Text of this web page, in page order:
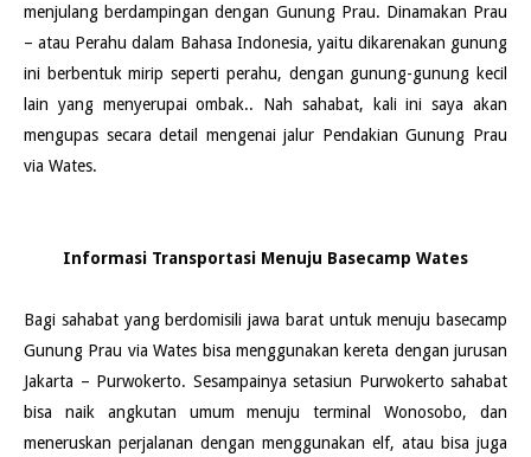
menjulang berdampingan dengan Gunung Prau. Dinamakan Prau
– atau Perahu dalam Bahasa Indonesia, yaitu dikarenakan gunung
ini berbentuk mirip seperti perahu, dengan gunung-gunung kecil
lain yang menyerupai ombak.. Nah sahabat, kali ini saya akan
mengupas secara detail mengenai jalur Pendakian Gunung Prau
via Wates.
Informasi Transportasi Menuju Basecamp Wates
Bagi sahabat yang berdomisili jawa barat untuk menuju basecamp
Gunung Prau via Wates bisa menggunakan kereta dengan jurusan
Jakarta – Purwokerto. Sesampainya setasiun Purwokerto sahabat
bisa naik angkutan umum menuju terminal Wonosobo, dan
meneruskan perjalanan dengan menggunakan elf, atau bisa juga